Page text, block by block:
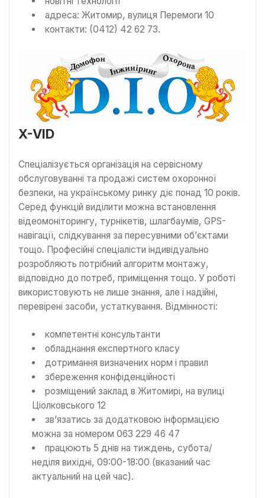
адреса: Житомир, вулиця Перемоги 10
контакти: (0412) 42 62 73.
X-VID
Спеціалізується організація на сервісному
обслуговуванні та продажі систем охоронної
безпеки, на українському ринку діє понад 10 років.
Серед функцій виділити можна встановлення
відеомоніторингу, турнікетів, шлагбаумів, GPS-
навігації, слідкування за пересувними об’єктами
тощо. Професійні спеціалісти індивідуально
розробляють потрібний алгоритм монтажу,
відповідно до потреб, приміщення тощо. У роботі
використовують не лише знання, але і надійні,
перевірені засоби, устаткування. Відмінності:
компетентні консультанти
обладнання експертного класу
дотримання визначених норм і правил
збереження конфіденційності
розміщений заклад в Житомирі, на вулиці
Ціолковського 12
зв’язатись за додатковою інформацією
можна за номером 063 229 46 47
працюють 5 днів на тиждень, субота/
неділя вихідні, 09:00-18:00 (вказаний час
актуальний на цей час).